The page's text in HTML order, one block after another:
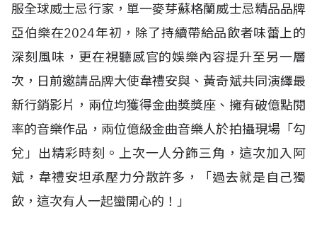
服全球威士忌行家，單一麥芽蘇格蘭威士忌精品品牌
亞伯樂在2024年初，除了持續帶給品飲者味蕾上的
深刻風味，更在視聽感官的娛樂內容提升至另一層
次，日前邀請品牌大使韋禮安與、黃奇斌共同演繹最
新行銷影片，兩位均獲得金曲獎獎座、擁有破億點閱
率的音樂作品，兩位億級金曲音樂人於拍攝現場「勾
兌」出精彩時刻。上次一人分飾三角，這次加入阿
斌，韋禮安坦承壓力分散許多，「過去就是自己獨
飲，這次有人一起蠻開心的！」